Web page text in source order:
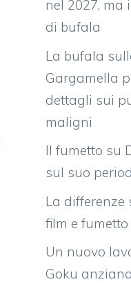
nel 2027, ma
di bufala
La bufala
Gargamella
dettagli sui
maligni
Il fumetto su
sul suo
La differenze
film e fumetto
Un nuovo
Goku